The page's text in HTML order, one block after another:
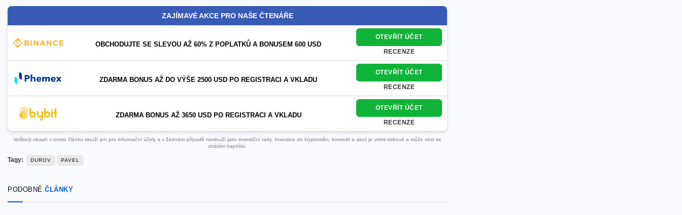
ZAJÍMAVÉ AKCE PRO NAŠE ČTENÁŘE
OBCHODUJTE SE SLEVOU AŽ 60% Z POPLATKŮ A BONUSEM 600 USD
OTEVŘÍT ÚČET
RECENZE
ZDARMA BONUS AŽ DO VÝŠE 2500 USD PO REGISTRACI A VKLADU
OTEVŘÍT ÚČET
RECENZE
ZDARMA BONUS AŽ 3650 USD PO REGISTRACI A VKLADU
OTEVŘÍT ÚČET
RECENZE
Veškerý obsah v tomto článku slouží jen pro informační účely a v žádném případě neslouží jako investiční rady. Investice do kryptoměn, komodit a akcií je velmi rizikové a může vést ke
ztrátám kapitálu.
Tagy: DUROV PAVEL
PODOBNÉ ČLÁNKY